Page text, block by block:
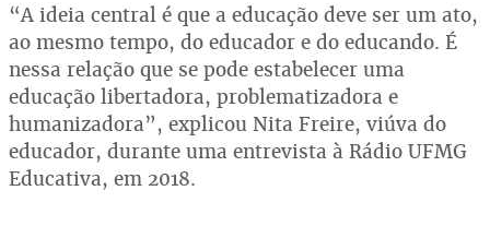
“A ideia central é que a educação deve ser um ato,
ao mesmo tempo, do educador e do educando. É
nessa relação que se pode estabelecer uma
educação libertadora, problematizadora e
humanizadora”, explicou Nita Freire, viúva do
educador, durante uma entrevista à Rádio UFMG
Educativa, em 2018.